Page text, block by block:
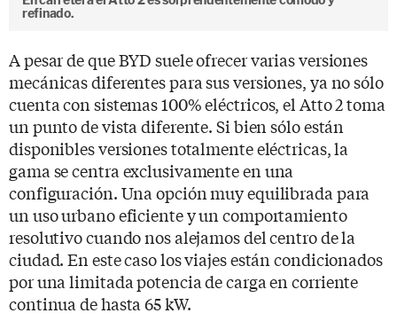
refinado.
A pesar de que BYD suele ofrecer varias versiones
mecánicas diferentes para sus versiones, ya no sólo
cuenta con sistemas 100% eléctricos, el Atto 2 toma
un punto de vista diferente. Si bien sólo están
disponibles versiones totalmente eléctricas, la
gama se centra exclusivamente en una
configuración. Una opción muy equilibrada para
un uso urbano eficiente y un comportamiento
resolutivo cuando nos alejamos del centro de la
ciudad. En este caso los viajes están condicionados
por una limitada potencia de carga en corriente
continua de hasta 65 kW.